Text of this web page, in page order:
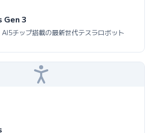
Gen 3
チップ搭載の最新世代テスラロボット